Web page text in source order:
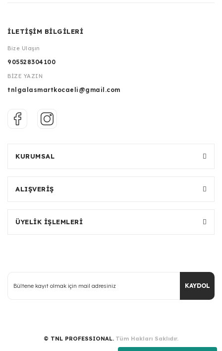
İLETİŞİM BİLGİLERİ
Bize Ulaşın
905528304100
BİZE YAZIN
tnlgalasmartkocaeli@gmail.com
KURUMSAL
ALIŞVERİŞ
ÜYELİK İŞLEMLERİ
KAYDOL
© TNL PROFESSIONAL. Tüm Hakları Saklıdır.